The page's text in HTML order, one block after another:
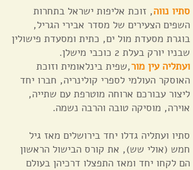
סתיו נווה, זוכת אליפות ישראל בתחרות
השפים הצעירים של מסדר אבירי הגריל,
בוגרת מסעדת מול ים, כתית ומסעדת פישולין
שבניו יורק בעלת 2 כוכבי מישלן.‪ ‬
ועתליה עין מור,שפית בינלאומית וזוכת
האוסקר העולמי לספרי קולינריה, חברו יחד
ליצור עבורכם ארוחה מוטרפת עם שתייה,
אוירה, מוסיקה טובה והרבה נשמה.
סתיו ועתליה גדלו יחד בירושלים מאז גיל
חמש (אולי שש), את קורס הבישול הראשון
הם לקחו יחד ומאז התפצלו דרכיהן בעולם